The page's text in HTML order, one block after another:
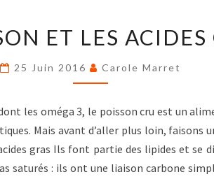
POISSON
LES
GRAS
ET LES ACIDES
25 Juin 2016 Carole Marret
les oméga 3, le poisson cru est un
Mais avant d’aller plus loin, faisons
gras Ils font partie des lipides et se
saturés : ils ont une liaison carbone